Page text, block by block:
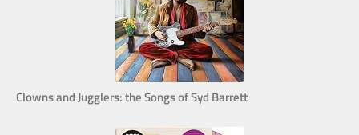
Clowns and Jugglers: the Songs of Syd Barrett